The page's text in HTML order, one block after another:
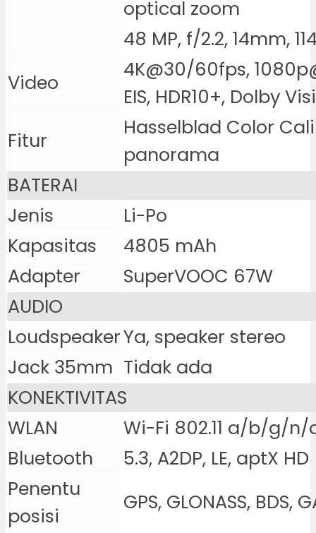
optical zoom
48 MP, f/2.2, 14mm,
Video
4K@30/60fps,
EIS, HDR10+, Dolby
Fitur
Hasselblad Color
panorama
BATERAI
Jenis
Li-Po
Kapasitas
4805 mAh
Adapter
SuperVOOC 67W
AUDIO
LoudspeakerYa, speaker stereo
Jack 35mm Tidak ada
KONEKTIVITAS
WLAN
Wi-Fi 802.11 a/b/g/
Bluetooth
5.3, A2DP, LE, aptX HD
Penentu
posisi
GPS, GLONASS, BDS,